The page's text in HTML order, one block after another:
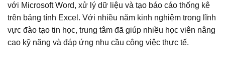
với Microsoft Word, xử lý dữ liệu và tạo báo cáo thống kê
trên bảng tính Excel. Với nhiều năm kinh nghiệm trong lĩnh
vực đào tạo tin học, trung tâm đã giúp nhiều học viên nâng
cao kỹ năng và đáp ứng nhu cầu công việc thực tế.